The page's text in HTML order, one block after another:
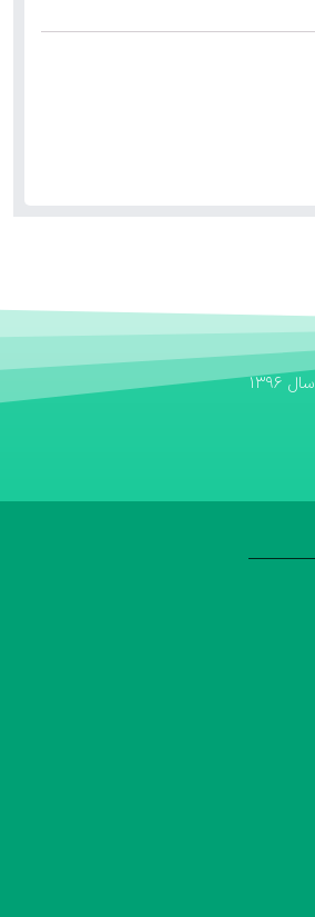
اگر به دنبال یک بانک کتاب مطمئن برای تهیه منابع آموزشی خود هستید، بانک کتاب آوا سریع‌ترین مسیر برای خرید کتاب کمک درسی و خرید کتاب درسی با تخفیف ویژه است. ما از سال ۱۳۹۶